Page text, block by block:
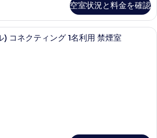
空室状況と料金を確認
コネクティング 1名利用 禁煙室